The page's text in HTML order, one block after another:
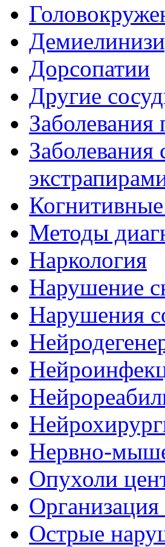
Дорсопатии
Другие
Методы
Наркология
Нарушение
Нарушения
Нервно-
Опухоли
Организация
Острые